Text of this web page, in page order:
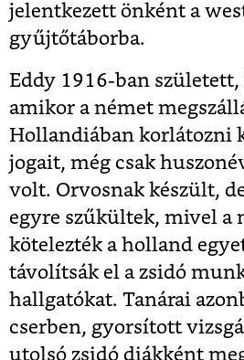
jelentkezett önként a
gyűjtőtáborba.
Eddy 1916-ban
amikor a német
Hollandiában korlátozni
jogait, még csak
volt. Orvosnak készült,
egyre szűkültek, mivel a
kötelezték a holland
távolítsák el a zsidó
hallgatókat. Tanárai
cserben, gyorsított
utolsó zsidó diákként